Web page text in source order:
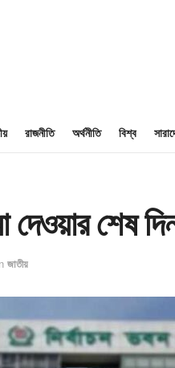
রাজনীতি অর্থনীতি বিশ্ব
শেষ
জাতীয়